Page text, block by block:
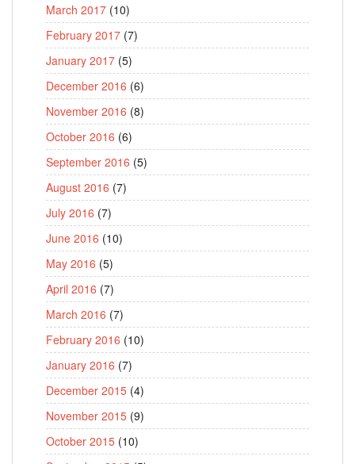
March 2017 (10)
February 2017 (7)
January 2017 (5)
December 2016 (6)
November 2016 (8)
October 2016 (6)
September 2016 (5)
August 2016 (7)
July 2016 (7)
June 2016 (10)
May 2016 (5)
April 2016 (7)
March 2016 (7)
February 2016 (10)
January 2016 (7)
December 2015 (4)
November 2015 (9)
October 2015 (10)